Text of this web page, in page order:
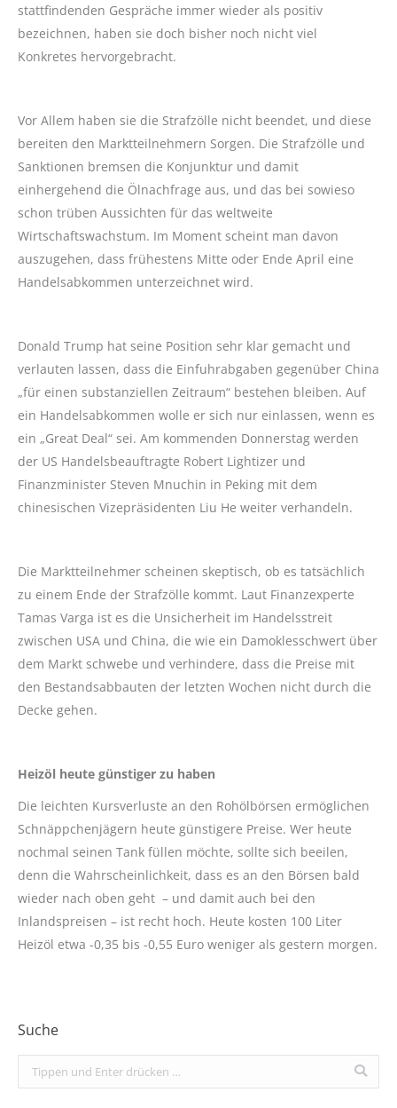
stattfindenden Gespräche immer wieder als positiv
bezeichnen, haben sie doch bisher noch nicht viel
Konkretes hervorgebracht.
Vor Allem haben sie die Strafzölle nicht beendet, und diese
bereiten den Marktteilnehmern Sorgen. Die Strafzölle und
Sanktionen bremsen die Konjunktur und damit
einhergehend die Ölnachfrage aus, und das bei sowieso
schon trüben Aussichten für das weltweite
Wirtschaftswachstum. Im Moment scheint man davon
auszugehen, dass frühestens Mitte oder Ende April eine
Handelsabkommen unterzeichnet wird.
Donald Trump hat seine Position sehr klar gemacht und
verlauten lassen, dass die Einfuhrabgaben gegenüber China
„für einen substanziellen Zeitraum“ bestehen bleiben. Auf
ein Handelsabkommen wolle er sich nur einlassen, wenn es
ein „Great Deal“ sei. Am kommenden Donnerstag werden
der US Handelsbeauftragte Robert Lightizer und
Finanzminister Steven Mnuchin in Peking mit dem
chinesischen Vizepräsidenten Liu He weiter verhandeln.
Die Marktteilnehmer scheinen skeptisch, ob es tatsächlich
zu einem Ende der Strafzölle kommt. Laut Finanzexperte
Tamas Varga ist es die Unsicherheit im Handelsstreit
zwischen USA und China, die wie ein Damoklesschwert über
dem Markt schwebe und verhindere, dass die Preise mit
den Bestandsabbauten der letzten Wochen nicht durch die
Decke gehen.
Heizöl heute günstiger zu haben
Die leichten Kursverluste an den Rohölbörsen ermöglichen
Schnäppchenjägern heute günstigere Preise. Wer heute
nochmal seinen Tank füllen möchte, sollte sich beeilen,
denn die Wahrscheinlichkeit, dass es an den Börsen bald
wieder nach oben geht – und damit auch bei den
Inlandspreisen – ist recht hoch. Heute kosten 100 Liter
Heizöl etwa -0,35 bis -0,55 Euro weniger als gestern morgen.
Suche
Search: